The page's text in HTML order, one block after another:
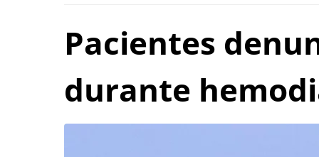
Pacientes
durante